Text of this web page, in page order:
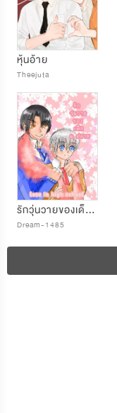
หุ้นอ้าย
Theejuta
รักวุ่นวายของเด็กม.ปลาย
Dream-1485